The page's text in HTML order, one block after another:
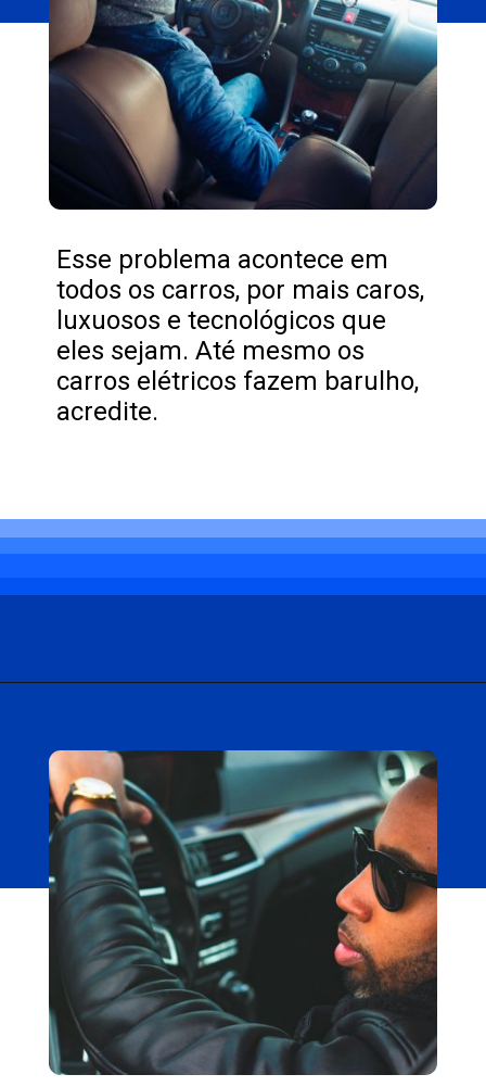
Esse problema acontece em
todos os carros, por mais caros,
luxuosos e tecnológicos que
eles sejam. Até mesmo os
carros elétricos fazem barulho,
acredite.